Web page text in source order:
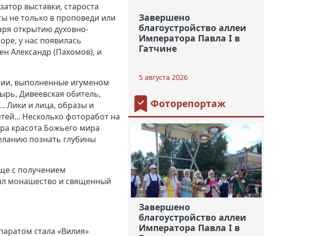
выставки, староста
не только в проповеди или
открытию духовно-
у нас появилась
Александр (Пахомов), и
выполненные игуменом
Дивеевская обитель,
Лики и лица, образы и
Несколько фоторабот на
красота Божьего мира
познать глубины
с получением
монашество и священный
стала «Вилия»
Завершено
благоустройство аллеи
Императора Павла I в
Гатчине
5 августа 2026
Фоторепортаж
Завершено
благоустройство аллеи
Императора Павла I в